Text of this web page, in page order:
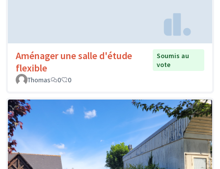
Aménager une salle d'étude
flexible
Soumis au
vote
Thomas
0 0